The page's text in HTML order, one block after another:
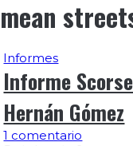
mean
Informes
Informe
Hernán Gómez
1 comentario